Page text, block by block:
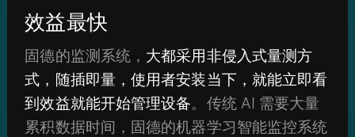
效益最快
固德的监测系统， 大都采用非侵入式量测方
式，随插即量，使用者安装当下，就能立即看
到效益就能开始管理设备。传统 AI 需要大量
累积数据时间，固德的机器学习智能监控系统